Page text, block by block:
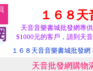
１６８
天音音樂書城批發網專
$1000元的客戶，請到天
１６８天音音樂書城批發網
天音批發網購物